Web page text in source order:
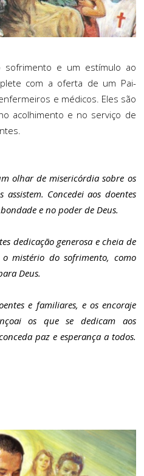
sofrimento e um estímulo ao
com a oferta de um Pai-
e médicos. Eles são
acolhimento e no serviço de
olhar de misericórdia sobre os
Concedei aos doentes
e no poder de Deus.
dedicação generosa e cheia de
mistério do sofrimento, como
Deus.
e familiares, e os encoraje
os que se dedicam aos
paz e esperança a todos.